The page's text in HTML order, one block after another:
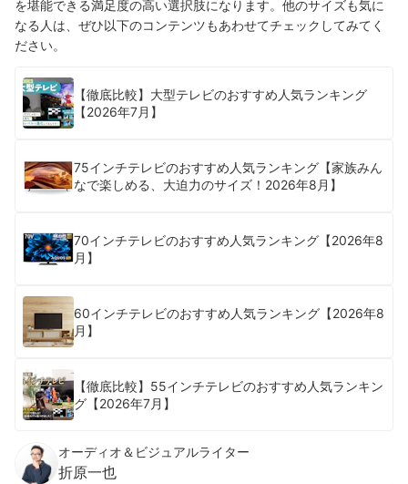
を堪能できる満足度の高い選択肢になります。他のサイズも気に
なる人は、ぜひ以下のコンテンツもあわせてチェックしてみてく
ださい。
【徹底比較】大型テレビのおすすめ人気ランキング
【2026年7月】
75インチテレビのおすすめ人気ランキング【家族みん
なで楽しめる、大迫力のサイズ！2026年8月】
70インチテレビのおすすめ人気ランキング【2026年8
月】
60インチテレビのおすすめ人気ランキング【2026年8
月】
【徹底比較】55インチテレビのおすすめ人気ランキン
グ【2026年7月】
オーディオ＆ビジュアルライター
折原一也